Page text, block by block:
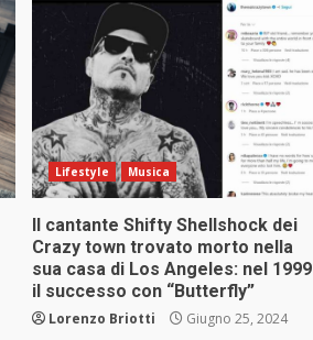
Lifestyle Musica
Il cantante Shifty Shellshock dei
Crazy town trovato morto nella
sua casa di Los Angeles: nel 1999
il successo con “Butterfly”
Lorenzo Briotti Giugno 25, 2024